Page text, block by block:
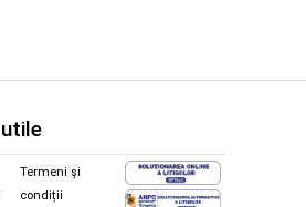
Termeni și
condiții